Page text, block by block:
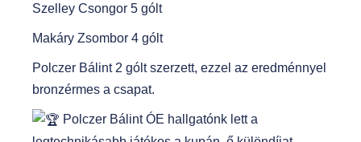
Szelley Csongor 5 gólt
Makáry Zsombor 4 gólt
Polczer Bálint 2 gólt szerzett, ezzel az eredménnyel
bronzérmes a csapat.
Polczer Bálint ÓE hallgatónk lett a